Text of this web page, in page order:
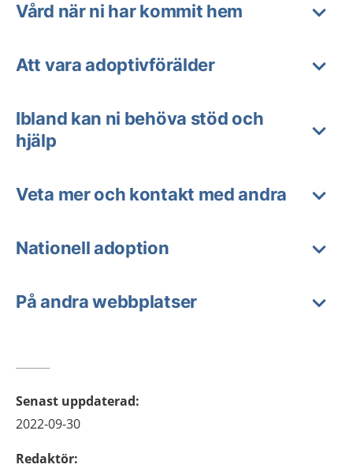
Vård när ni har kommit hem
Att vara adoptivförälder
Ibland kan ni behöva stöd och
hjälp
Veta mer och kontakt med andra
Nationell adoption
På andra webbplatser
Senast uppdaterad:
2022-09-30
Redaktör: